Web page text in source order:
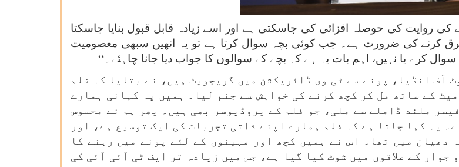
روایت کی حوصلہ افزائی کی جاسکتی ہے اور اسے زیادہ قابل قبول بنایا جاسکتا
فرق کرنے کی ضرورت ہے۔ جب کوئی بچہ سوال کرتا ہے تو یہ انھیں سبھی معصومیت
کرے یا نہیں، اہم بات یہ ہے کہ بچے کے سوالوں کا جواب دیا جانا چاہئے۔‘‘
آف انڈیا، پونے سے ٹی وی ڈائریکشن میں گریجویٹ ہیں، نے بتایا کہ فلم
کے ساتھ مل کر کچھ کرنے کی خواہش سے جنم لیا۔ ہمیں یہ کہانی ہمارے
ملند ڈاملے سے ملی، جو فلم کے پروڈیوسر بھی ہیں۔ پھر ہم نے محسوس
یہ کہا جاتا ہے کہ فلم ہمارے اپنے ذاتی تجربات کی ایک توسیع ہے، اور
دھیان میں تھا۔ اس نے ہمیں کچھ اور مہینوں کے لئے پونے میں رہنے کا
کے علاقوں میں شوٹ کیا گیا ہے، جس میں زیادہ تر ایف ٹی آئی آئی کی